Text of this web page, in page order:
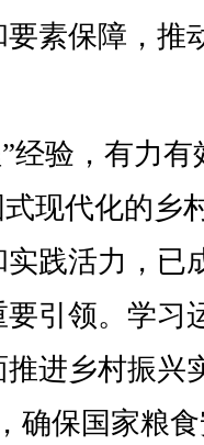
素保障，推
经验，有力
现代化的乡
践活力，已
引领。学习
进乡村振兴
确保国家粮